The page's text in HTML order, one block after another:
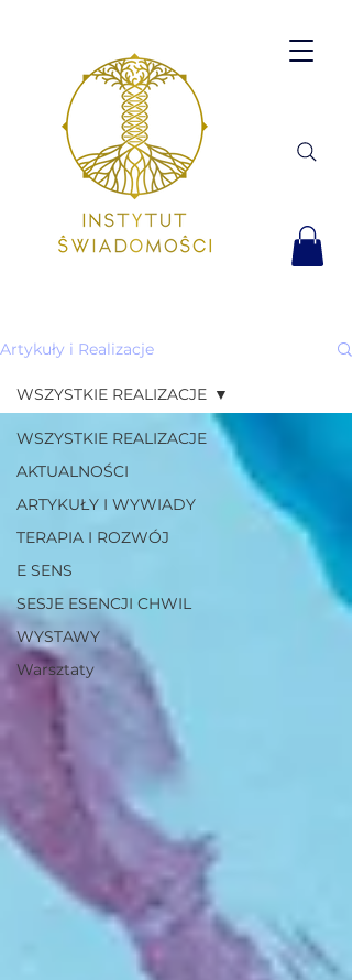
Artykuły i Realizacje
WSZYSTKIE REALIZACJE
AKTUALNOŚCI
ARTYKUŁY I WYWIADY
TERAPIA I ROZWÓJ
E SENS
SESJE ESENCJI CHWIL
WYSTAWY
Warsztaty
WSZYSTKIE REALIZACJE